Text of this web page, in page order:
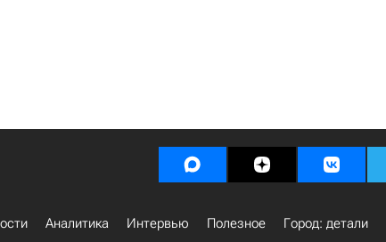
Аналитика Интервью Полезное Город: детали